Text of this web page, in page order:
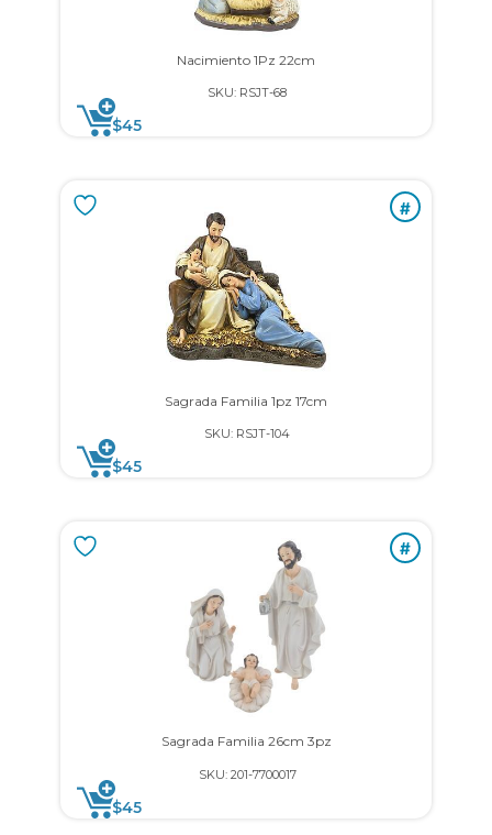
Nacimiento 1Pz 22cm
SKU: RSJT-68
$45
#
Sagrada Familia 1pz 17cm
SKU: RSJT-104
$45
#
Sagrada Familia 26cm 3pz
SKU: 201-7700017
$45